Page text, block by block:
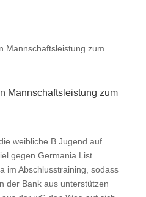
Mannschaftsleistung zum
weibliche B Jugend auf
gegen Germania List.
im Abschlusstraining, sodass
der Bank aus unterstützen